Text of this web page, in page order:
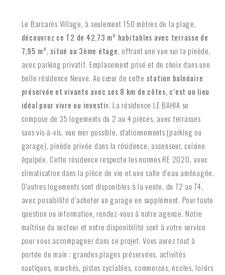
Le Barcarès Village, à seulement 150 mètres de la plage,
découvrez ce T2 de 42,73 m² habitables avec terrasse de
7,95 m², situé au 3ème étage, offrant une vue sur la pinède,
avec parking privatif. Emplacement prisé et de choix dans une
belle résidence Neuve. Au cœur de cette station balnéaire
préservée et vivante avec ses 8 km de côtes, c’est un lieu
idéal pour vivre ou investir. La résidence LE BAHIA se
compose de 35 logements du 2 au 4 pièces, avec terrasses
sans vis-à-vis, vue mer possible, stationnements (parking ou
garage), pinède privée dans la résidence, ascenseur, cuisine
équipée. Cette résidence respecte les normes RE 2020, avec
climatisation dans la pièce de vie et une salle d’eau aménagée.
D’autres logements sont disponibles à la vente, du T2 au T4,
avec possibilité d’acheter un garage en supplément. Pour toute
question ou information, rendez-vous à notre agence. Notre
maîtrise du secteur et notre disponibilité sont à votre service
pour vous accompagner dans ce projet. Vous aurez tout à
portée de main : grandes plages préservées, activités
nautiques, marchés, pistes cyclables, commerces, écoles, loisirs